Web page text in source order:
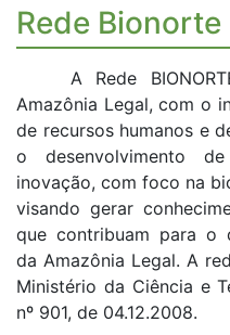
Rede Bionorte
A Rede
Amazônia Legal, com o
de recursos humanos e
o desenvolvimento
inovação, com foco na
visando gerar
que contribuam para o
da Amazônia Legal. A
Ministério da Ciência e
nº 901, de 04.12.2008.